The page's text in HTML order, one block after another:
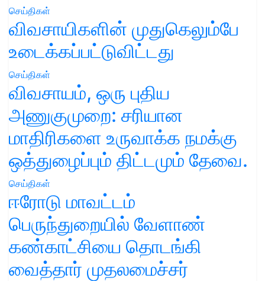
செய்திகள்
விவசாயிகளின் முதுகெலும்பே
உடைக்கப்பட்டுவிட்டது
செய்திகள்
விவசாயம், ஒரு புதிய
அணுகுமுறை: சரியான
மாதிரிகளை உருவாக்க நமக்கு
ஒத்துழைப்பும் திட்டமும் தேவை.
செய்திகள்
ஈரோடு மாவட்டம்
பெருந்துறையில் வேளாண்
கண்காட்சியை தொடங்கி
வைத்தார் முதலமைச்சர்